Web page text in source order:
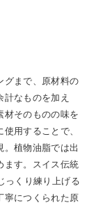
グまで、原材料の
なものを加え
材そのものの味を
用することで、
。植物油脂では出
ます。スイス伝統
っくり練り上げる
寧につくられた原